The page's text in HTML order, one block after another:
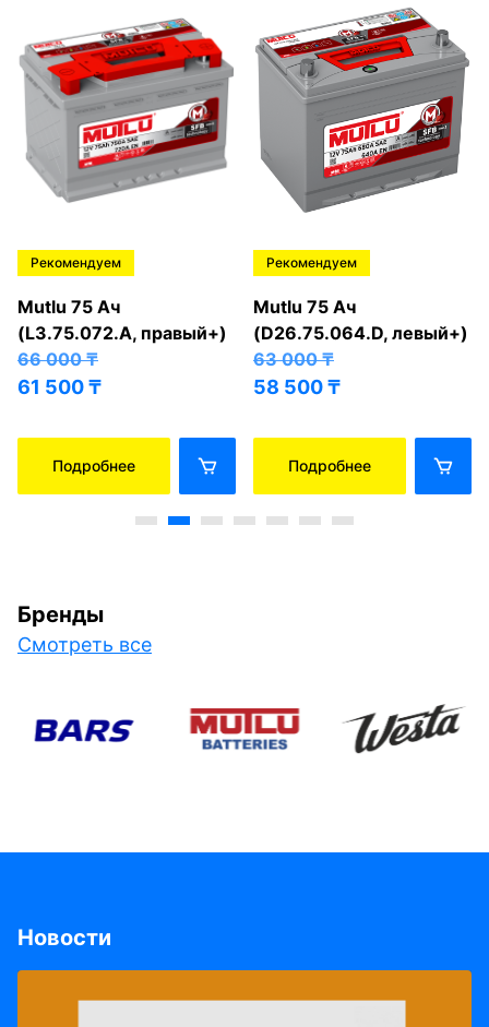
Рекомендуем
Mutlu 75 Ач
(L3.75.072.A, правый+)
66 000₸
61 500₸
Подробнее
Рекомендуем
Mutlu 75 Ач
(D26.75.064.D, левый+)
63 000₸
58 500₸
Подробнее
Бренды
Смотреть все
Новости